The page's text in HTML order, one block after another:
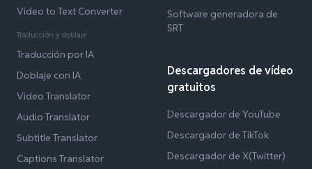
Video to Text Converter
Traducción y doblaje
Traducción por IA
Doblaje con IA
Video Translator
Audio Translator
Subtitle Translator
Captions Translator
Software generadora de
SRT
Descargadores de vídeo
gratuitos
Descargador de YouTube
Descargador de TikTok
Descargador de X(Twitter)